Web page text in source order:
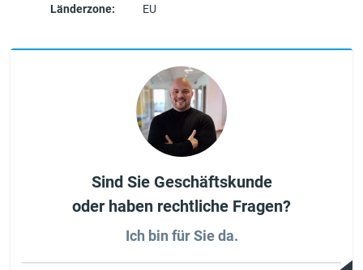
Länderzone:
EU
Sind Sie Geschäftskunde
oder haben rechtliche Fragen?
Ich bin für Sie da.